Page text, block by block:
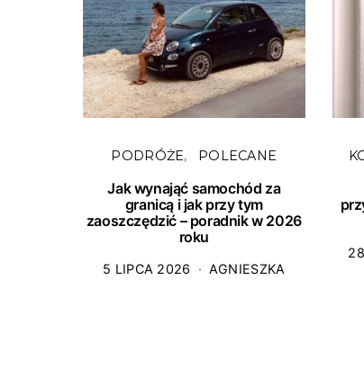
PODRÓŻE POLECANE
Jak wynająć samochód za
granicą i jak przy tym
zaoszczędzić – poradnik w 2026
roku
5 LIPCA 2026 AGNIESZKA